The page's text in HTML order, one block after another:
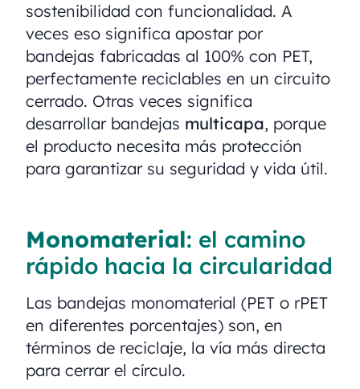
sostenibilidad con funcionalidad. A
veces eso significa apostar por
bandejas fabricadas al 100% con PET,
perfectamente reciclables en un circuito
cerrado. Otras veces significa
desarrollar bandejas multicapa, porque
el producto necesita más protección
para garantizar su seguridad y vida útil.
Monomaterial: el camino
rápido hacia la circularidad
Las bandejas monomaterial (PET o rPET
en diferentes porcentajes) son, en
términos de reciclaje, la vía más directa
para cerrar el círculo.